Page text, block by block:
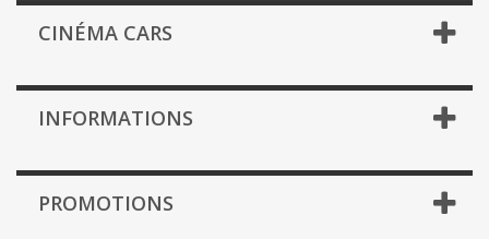
CINÉMA CARS
INFORMATIONS
PROMOTIONS